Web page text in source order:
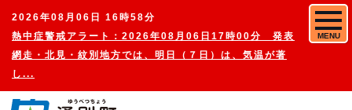
2026年08月06日 16時58分
熱中症警戒アラート：2026年08月06日17時00分 発表
網走・北見・紋別地方では、明日（７日）は、気温が著
し...
MENU